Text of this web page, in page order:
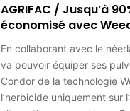
AGRIFAC / Jusqu’à
économisé avec
En collaborant avec le
va pouvoir équiper ses
Condor de la technologie
l’herbicide uniquement sur